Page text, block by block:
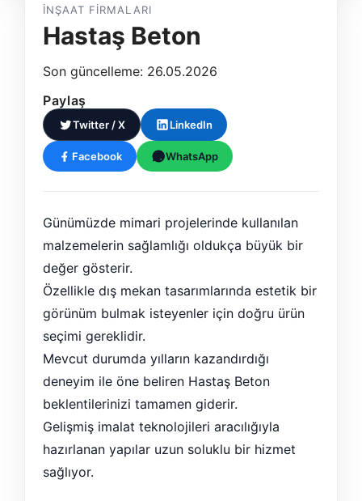
İNŞAAT FIRMALARI
Hastaş Beton
Son güncelleme: 26.05.2026
Paylaş
Twitter / X LinkedIn
Facebook WhatsApp
Günümüzde mimari projelerinde kullanılan
malzemelerin sağlamlığı oldukça büyük bir
değer gösterir.
Özellikle dış mekan tasarımlarında estetik bir
görünüm bulmak isteyenler için doğru ürün
seçimi gereklidir.
Mevcut durumda yılların kazandırdığı
deneyim ile öne beliren Hastaş Beton
beklentilerinizi tamamen giderir.
Gelişmiş imalat teknolojileri aracılığıyla
hazırlanan yapılar uzun soluklu bir hizmet
sağlıyor.